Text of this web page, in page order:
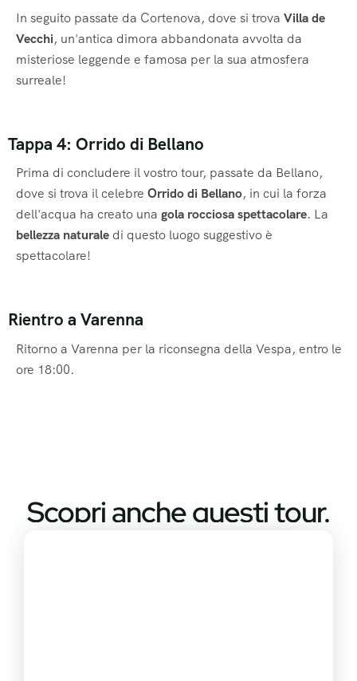
In seguito passate da Cortenova, dove si trova Villa de
Vecchi, un'antica dimora abbandonata avvolta da
misteriose leggende e famosa per la sua atmosfera
surreale!
Tappa 4: Orrido di Bellano
Prima di concludere il vostro tour, passate da Bellano,
dove si trova il celebre Orrido di Bellano, in cui la forza
dell'acqua ha creato una gola rocciosa spettacolare. La
bellezza naturale di questo luogo suggestivo è
spettacolare!
Rientro a Varenna
Ritorno a Varenna per la riconsegna della Vespa, entro le
ore 18:00.
Scopri anche questi tour.